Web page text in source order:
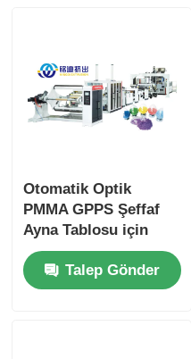
Otomatik Optik
PMMA GPPS Şeffaf
Ayna Tablosu için
Yaprak Ekstrüzyon
Hattı 550kg/h 700kg/h
900kg/h
Talep Gönder